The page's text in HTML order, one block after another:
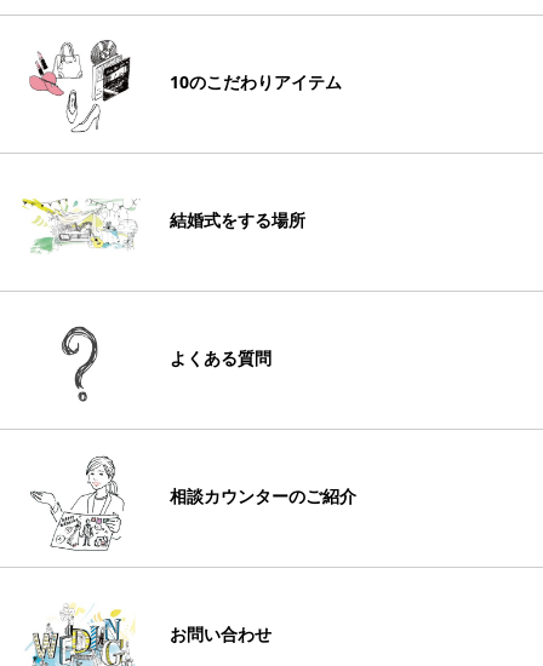
10のこだわりアイテム
結婚式をする場所
よくある質問
相談カウンターのご紹介
お問い合わせ